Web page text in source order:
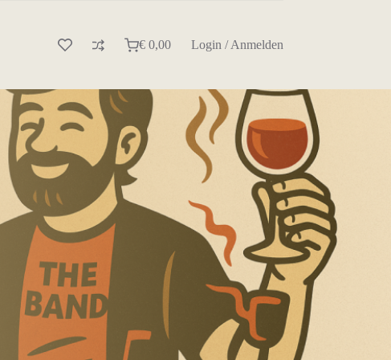
Warenkorb
€0,00 Login / Anmelden